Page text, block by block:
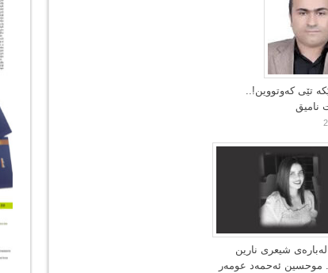
تێی کەوتووین!..
نامیق
لەبارەى شیعرى نارین
موحسین ئەحمەد عومەر